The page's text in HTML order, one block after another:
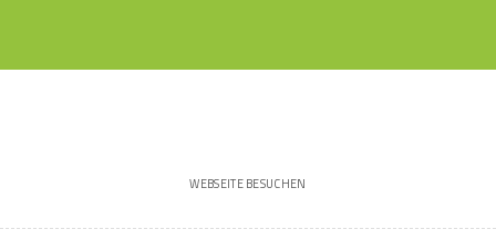
WEBSEITE BESUCHEN